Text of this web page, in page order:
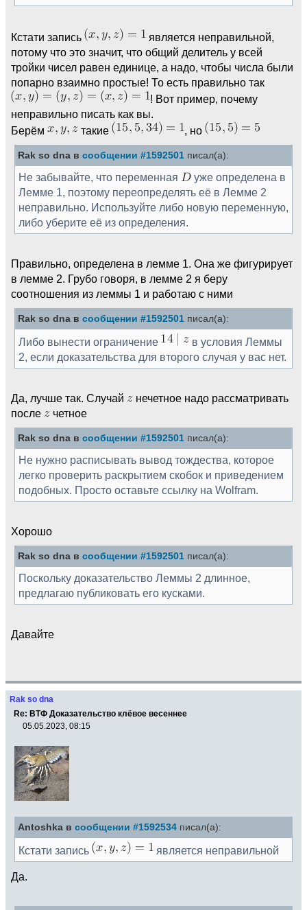
Кстати запись
является неправильной,
потому что это значит, что общий делитель у всей
тройки чисел равен единице, а надо, чтобы числа были
попарно взаимно простые! То есть правильно так
! Вот пример, почему
неправильно писать как вы.
Берём
такие , но
Rak so dna в сообщении #1592501 писал(а):
Не забывайте, что переменная
уже определена в
Лемме 1, поэтому переопределять её в Лемме 2
неправильно. Используйте либо новую переменную,
либо уберите её из определения.
Правильно, определена в лемме 1. Она же фигурирует
в лемме 2. Грубо говоря, в лемме 2 я беру
соотношения из леммы 1 и работаю с ними
Rak so dna в сообщении #1592501 писал(а):
Либо вынести ограничение
в условия Леммы
2, если доказательства для второго случая у вас нет.
Да, лучше так. Случай
нечетное надо рассматривать
после
четное
Rak so dna в сообщении #1592501 писал(а):
Не нужно расписывать вывод тождества, которое
легко проверить раскрытием скобок и приведением
подобных. Просто оставьте ссылку на Wolfram.
Хорошо
Rak so dna в сообщении #1592501 писал(а):
Поскольку доказательство Леммы 2 длинное,
предлагаю публиковать его кусками.
Давайте
Rak so dna
Re: ВТФ Доказательство клёвое весеннее
05.05.2023, 08:15
Antoshka в сообщении #1592534 писал(а):
Кстати запись является неправильной
Да.